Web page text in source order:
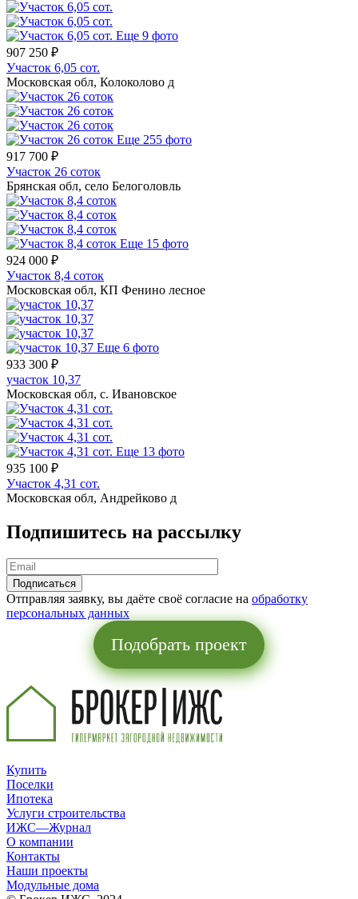
Еще 9 фото
907 250 ₽
Участок 6,05 сот.
Московская обл, Колоколово д
Еще 255 фото
917 700 ₽
Участок 26 соток
Брянская обл, село Белоголовль
Еще 15 фото
924 000 ₽
Участок 8,4 соток
Московская обл, КП Фенино лесное
Еще 6 фото
933 300 ₽
участок 10,37
Московская обл, с. Ивановское
Еще 13 фото
935 100 ₽
Участок 4,31 сот.
Московская обл, Андрейково д
Подпишитесь на рассылку
Отправляя заявку, вы даёте своё согласие на обработку
персональных данных
Подобрать проект
Купить
Поселки
Ипотека
Услуги строительства
ИЖС—Журнал
О компании
Контакты
Наши проекты
Модульные дома